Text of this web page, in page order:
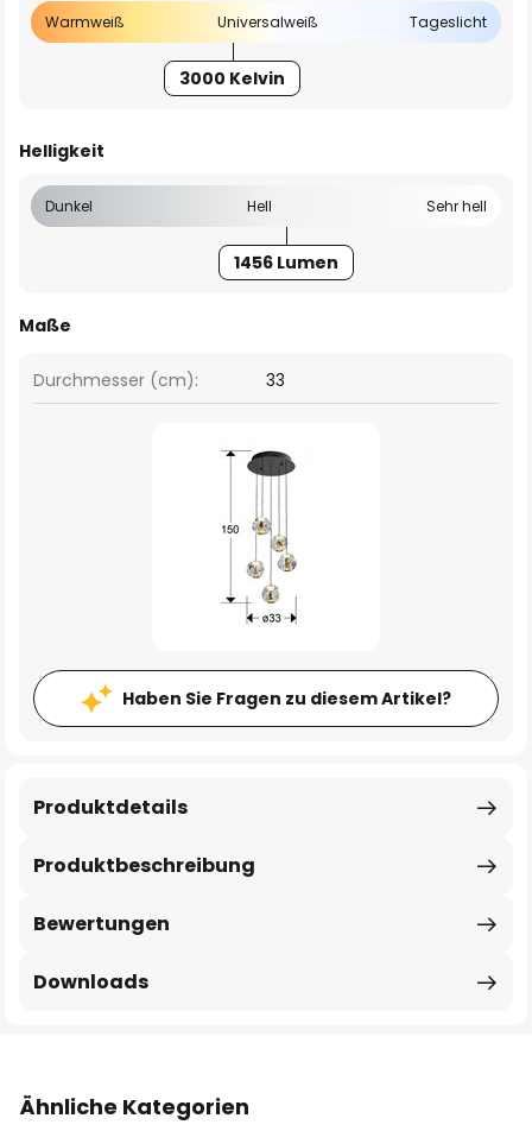
Warmweiß Universalweiß Tageslicht
3000 Kelvin
Helligkeit
Dunkel Hell Sehr hell
1456 Lumen
Maße
Durchmesser (cm): 33
Haben Sie Fragen zu diesem Artikel?
Produktbeschreibung
Produktdetails
Bewertungen
Downloads
Ähnliche Kategorien